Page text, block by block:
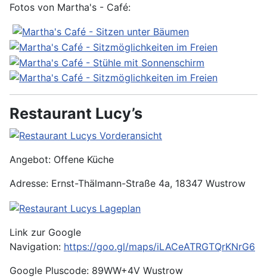
Fotos von Martha's - Café:
Restaurant Lucy’s
Angebot: Offene Küche
Adresse: Ernst-Thälmann-Straße 4a, 18347 Wustrow
Link zur Google
Navigation: https://goo.gl/maps/iLACeATRGTQrKNrG6
Google Pluscode: 89WW+4V Wustrow